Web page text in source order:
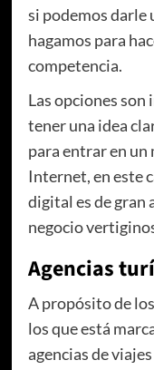
si podemos darle
hagamos para
competencia.
Las opciones son
tener una idea
para entrar en
Internet, en este
digital es de gran
negocio
Agencias
A propósito de
los que está
agencias de